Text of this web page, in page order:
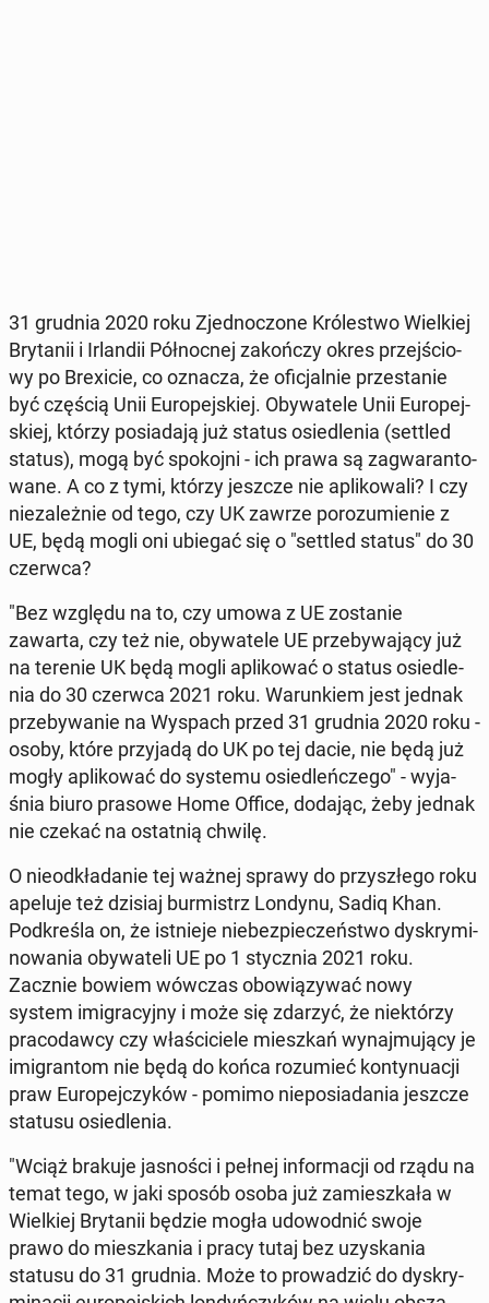
31 grudnia 2020 roku Zjed­no­czo­ne Kró­le­stwo Wiel­kiej
Bry­ta­nii i Ir­lan­dii Pół­noc­nej za­koń­czy okres przej­ścio­
wy po Bre­xi­cie, co oznacza, że ofi­cjal­nie prze­sta­nie
być częścią Unii Eu­ro­pej­skiej. Oby­wa­te­le Unii Eu­ro­pej­
skiej, którzy po­sia­da­ją już status osie­dle­nia (settled
status), mogą być spo­koj­ni - ich prawa są za­gwa­ran­to­
wa­ne. A co z tymi, którzy jeszcze nie apli­ko­wa­li? I czy
nie­za­leż­nie od tego, czy UK zawrze po­ro­zu­mie­nie z
UE, będą mogli oni ubiegać się o "settled status" do 30
czerwca?
"Bez względu na to, czy umowa z UE zo­sta­nie
zawarta, czy też nie, oby­wa­te­le UE prze­by­wa­ją­cy już
na terenie UK będą mogli apli­ko­wać o status osie­dle­
nia do 30 czerwca 2021 roku. Wa­run­kiem jest jednak
prze­by­wa­nie na Wyspach przed 31 grudnia 2020 roku -
osoby, które przy­ja­dą do UK po tej dacie, nie będą już
mogły apli­ko­wać do systemu osie­dleń­cze­go" - wy­ja­
śnia biuro prasowe Home Office, dodając, żeby jednak
nie czekać na ostat­nią chwilę.
O nie­od­kła­da­nie tej ważnej sprawy do przy­szłe­go roku
apeluje też dzisiaj bur­mistrz Londynu, Sadiq Khan.
Pod­kre­śla on, że ist­nie­je nie­bez­pie­czeń­stwo dys­kry­mi­
no­wa­nia oby­wa­te­li UE po 1 stycz­nia 2021 roku.
Zacznie bowiem wówczas obo­wią­zy­wać nowy
system imi­gra­cyj­ny i może się zdarzyć, że nie­któ­rzy
pra­co­daw­cy czy wła­ści­cie­le miesz­kań wy­naj­mu­ją­cy je
imi­gran­tom nie będą do końca ro­zu­mieć kon­ty­nu­acji
praw Eu­ro­pej­czy­ków - pomimo nie­po­sia­da­nia jeszcze
statusu osie­dle­nia.
"Wciąż brakuje ja­sno­ści i pełnej in­for­ma­cji od rządu na
temat tego, w jaki sposób osoba już za­miesz­ka­ła w
Wiel­kiej Bry­ta­nii będzie mogła udo­wod­nić swoje
prawo do miesz­ka­nia i pracy tutaj bez uzy­ska­nia
statusu do 31 grudnia. Może to pro­wa­dzić do dys­kry­